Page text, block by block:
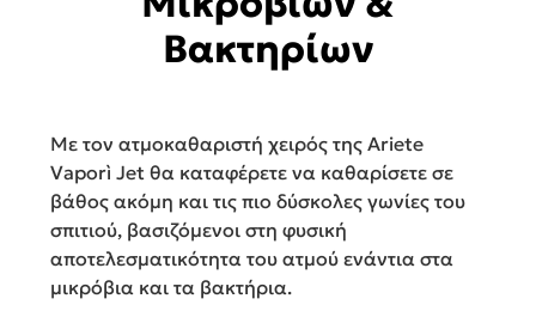
Βακτηρίων
Με τον ατμοκαθαριστή χειρός της Ariete
Vaporì Jet θα καταφέρετε να καθαρίσετε σε
βάθος ακόμη και τις πιο δύσκολες γωνίες του
σπιτιού, βασιζόμενοι στη φυσική
αποτελεσματικότητα του ατμού ενάντια στα
μικρόβια και τα βακτήρια.